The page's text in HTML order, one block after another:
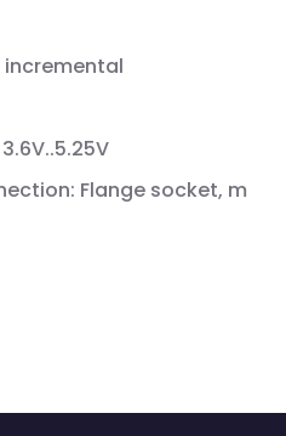
incremental
Flange socket, m